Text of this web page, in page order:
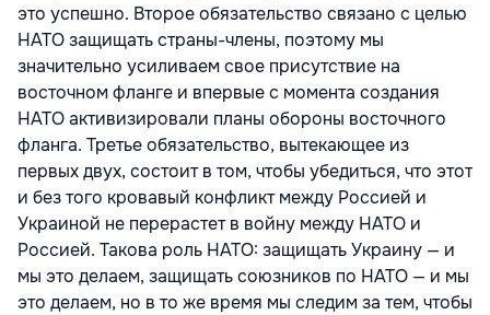
это успешно. Второе обязательство связано с целью
НАТО защищать страны-члены, поэтому мы
значительно усиливаем свое присутствие на
восточном фланге и впервые с момента создания
НАТО активизировали планы обороны восточного
фланга. Третье обязательство, вытекающее из
первых двух, состоит в том, чтобы убедиться, что этот
и без того кровавый конфликт между Россией и
Украиной не перерастет в войну между НАТО и
Россией. Такова роль НАТО: защищать Украину — и
мы это делаем, защищать союзников по НАТО — и мы
это делаем, но в то же время мы следим за тем, чтобы